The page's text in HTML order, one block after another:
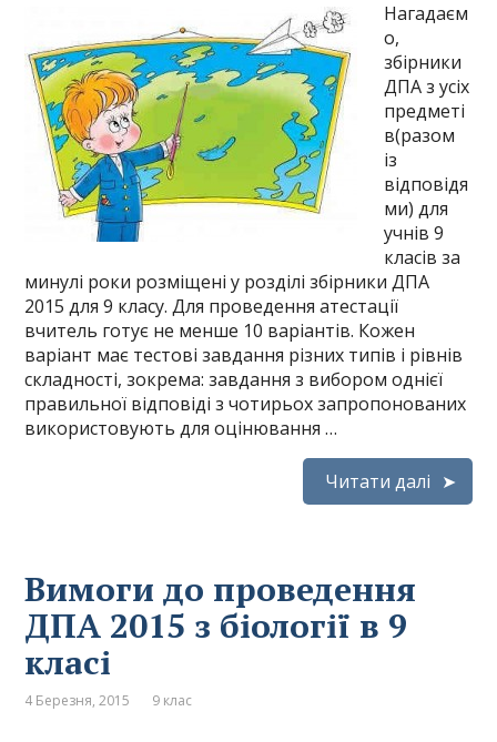
Нагадаєм
о,
збірники
ДПА з усіх
предметі
в(разом
із
відповідя
ми) для
учнів 9
класів за
минулі роки розміщені у розділі збірники ДПА
2015 для 9 класу. Для проведення атестації
вчитель готує не менше 10 варіантів. Кожен
варіант має тестові завдання різних типів і рівнів
складності, зокрема: завдання з вибором однієї
правильної відповіді з чотирьох запропонованих
використовують для оцінювання …
Читати далі
Вимоги до проведення
ДПА 2015 з біології в 9
класі
4 Березня, 2015 9 клас